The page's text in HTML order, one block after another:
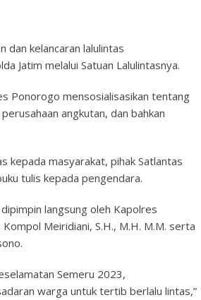
dan kelancaran lalulintas
Jatim melalui Satuan Lalulintasnya.
Ponorogo mensosialisasikan tentang
angkutan, dan bahkan
kepada masyarakat, pihak Satlantas
tulis kepada pengendara.
langsung oleh Kapolres
Meiridiani, S.H., M.H. M.M. serta
Semeru 2023,
warga untuk tertib berlalu lintas,”